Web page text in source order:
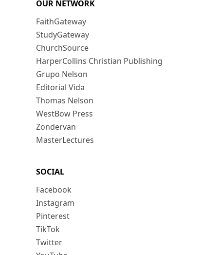
OUR NETWORK
FaithGateway
StudyGateway
ChurchSource
HarperCollins Christian Publishing
Grupo Nelson
Editorial Vida
Thomas Nelson
WestBow Press
Zondervan
MasterLectures
SOCIAL
Facebook
Instagram
Pinterest
TikTok
Twitter